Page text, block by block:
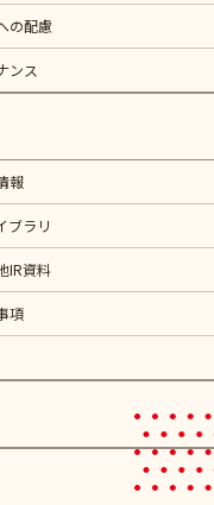
の配慮
ンス
報
ブラリ
IR資料
項